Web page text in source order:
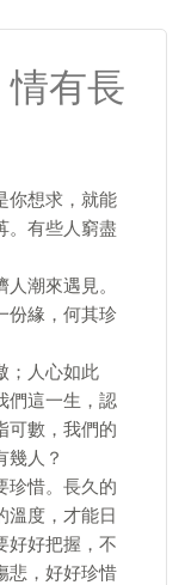
有長
你想求，就能
。有些人窮盡
潮來遇見。
份緣，何其珍
；人心如此
們這一生，認
可數，我們的
幾人？
珍惜。長久的
溫度，才能日
好好把握，不
悲，好好珍惜